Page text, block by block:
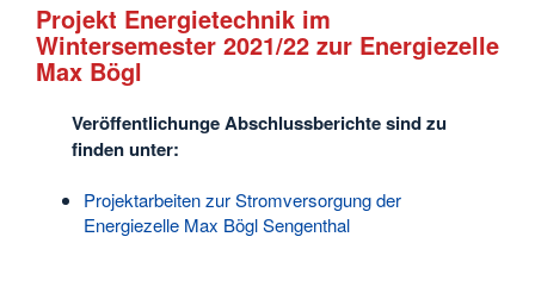
Projekt Energietechnik im
Wintersemester 2021/22 zur Energiezelle
Max Bögl
Veröffentlichunge Abschlussberichte sind zu
finden unter:
Projektarbeiten zur Stromversorgung der
Energiezelle Max Bögl Sengenthal